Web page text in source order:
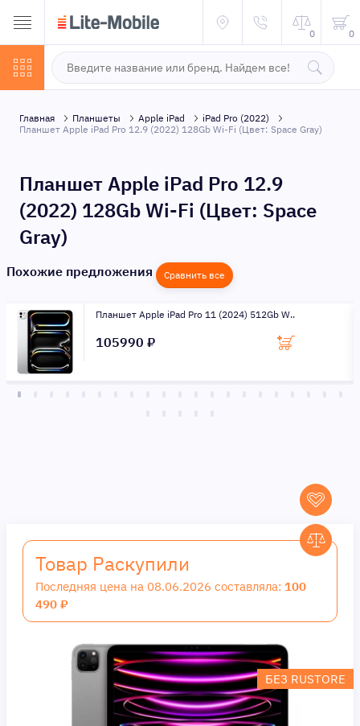
0 0
Главная Планшеты Apple iPad
iPad Pro (2022)
Планшет Apple iPad Pro 12.9 (2022) 128Gb Wi-Fi (Цвет: Space Gray)
Планшет Apple iPad Pro 12.9
(2022) 128Gb Wi-Fi (Цвет: Space
Gray)
Похожие предложения Сравнить все
Планшет Apple iPad Pro 11 (2024) 512Gb W..
105990 ₽
Товар Раскупили
Последняя цена на 08.06.2026 составляла: 100
490 ₽
БЕЗ RUSTORE